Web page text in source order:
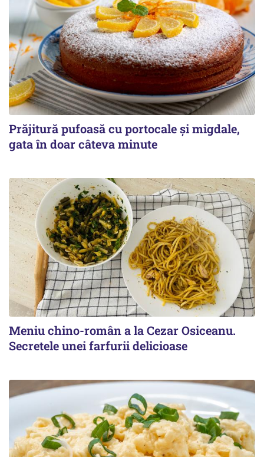
Prăjitură pufoasă cu portocale și migdale,
gata în doar câteva minute
Meniu chino-român a la Cezar Osiceanu.
Secretele unei farfurii delicioase